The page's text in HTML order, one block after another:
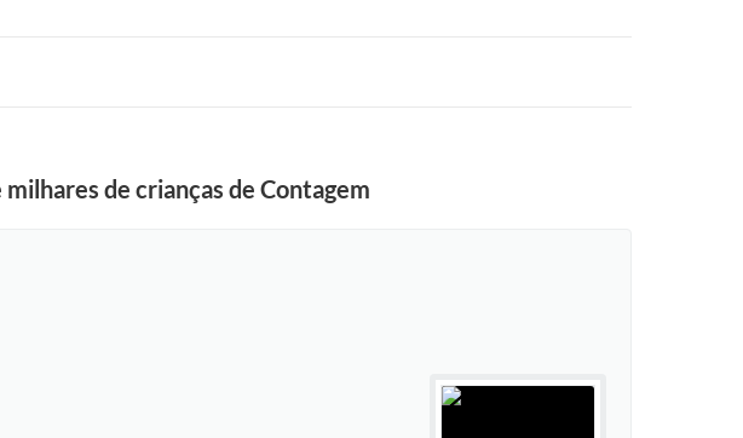
de crianças de Contagem